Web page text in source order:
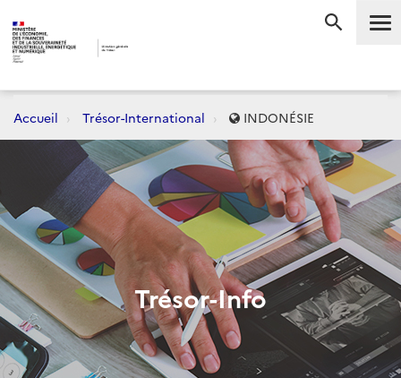
Accueil Trésor-International INDONÉSIE
Trésor-Info